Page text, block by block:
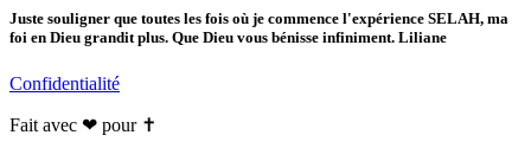
Juste souligner que toutes les fois où je commence l'expérience SELAH, ma
foi en Dieu grandit plus. Que Dieu vous bénisse infiniment. Liliane
Confidentialité
Fait avec ❤ pour ✝️️